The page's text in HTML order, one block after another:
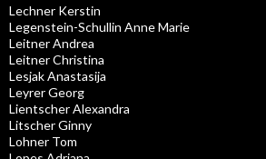
Lechner Kerstin
Legenstein-Schullin Anne Marie
Leitner Andrea
Leitner Christina
Lesjak Anastasija
Leyrer Georg
Lientscher Alexandra
Litscher Ginny
Lohner Tom